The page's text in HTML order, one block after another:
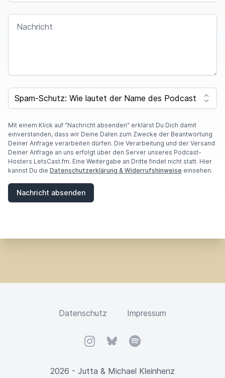
NACHRICHT
F
O
A
R
E
A
H
U
SPAM CAPTCHA
Mit einem Klick auf "Nachricht absenden" erklärst Du Dich damit
einverstanden, dass wir Deine Daten zum Zwecke der Beantwortung
Deiner Anfrage verarbeiten dürfen. Die Verarbeitung und der Versand
Deiner Anfrage an uns erfolgt über den Server unseres Podcast-
Hosters LetsCast.fm. Eine Weitergabe an Dritte findet nicht statt. Hier
kannst Du die Datenschutzerklärung & Widerrufshinweise einsehen.
Nachricht absenden
Datenschutz Impressum
InstagramBlueskySpotify
2026 - Jutta & Michael Kleinhenz